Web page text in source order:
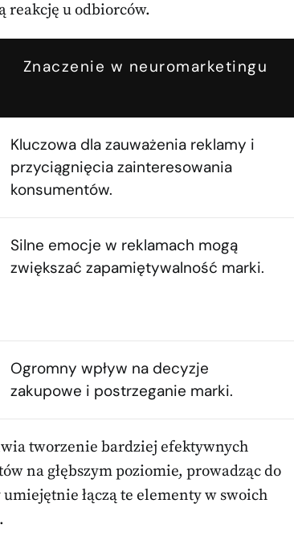
reakcję u odbiorców.
Znaczenie w neuromarketingu
Kluczowa dla zauważenia reklamy i
przyciągnięcia zainteresowania
konsumentów.
Silne emocje w reklamach mogą
zwiększać zapamiętywalność marki.
Ogromny wpływ na decyzje
zakupowe i postrzeganie marki.
tworzenie bardziej efektywnych
na głębszym poziomie, prowadząc do
łączą te elementy w swoich